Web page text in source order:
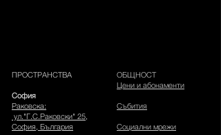
ПРОСТРАНСТВА
София
Раковска:
ул."Г.С.Раковски" 25,
София, България
ОБЩНОСТ
Цени и абонаменти
Събития
Социални мрежи